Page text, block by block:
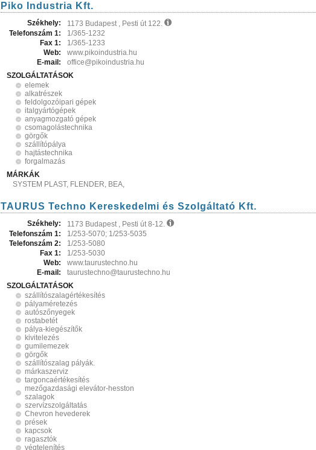
Piko Industria Kft.
Székhely:
1173 Budapest , Pesti út 122.
Telefonszám 1:
1/365-1232
Fax 1:
1/365-1233
Web:
www.pikoindustria.hu
E-mail:
office@pikoindustria.hu
SZOLGÁLTATÁSOK
elemek
alkatrészek
feldolgozóipari gépek
italgyártógépek
anyagmozgató gépek
csomagolástechnika
görgők
szállítópálya
hajtástechnika
forgalmazás
MÁRKÁK
SYSTEM PLAST, FLENDER, BEA,
TAURUS Techno Kereskedelmi és Szolgáltató Kft.
Székhely:
1173 Budapest , Pesti út 8-12.
Telefonszám 1:
1/253-5070; 1/253-5035
Telefonszám 2:
1/253-5080
Fax 1:
1/253-5030
Web:
www.taurustechno.hu
E-mail:
taurustechno@taurustechno.hu
SZOLGÁLTATÁSOK
szállítószalagértékesítés
pályaméretezés
autószőnyegek
rostabetét
pálya-kiegészítők
kivitelezés
gumilemezek
görgők
szállítószalag pályák.
márkaszerviz
targoncaértékesítés
mezőgazdasági elevátor-hesston
szalagok
szervízszolgáltatás
Chevron hevederek
prések
kapcsok
ragasztók
végtelenítés